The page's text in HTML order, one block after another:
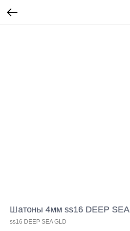
Шатоны 4мм ss16 DEEP SEA
ss16 DEEP SEA GLD